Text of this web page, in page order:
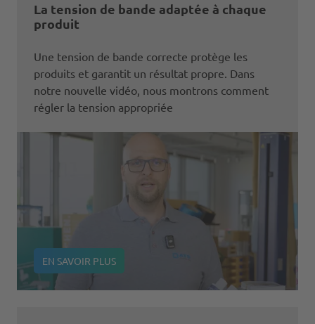
La tension de bande adaptée à chaque
produit
Une tension de bande correcte protège les
produits et garantit un résultat propre. Dans
notre nouvelle vidéo, nous montrons comment
régler la tension appropriée
EN SAVOIR PLUS